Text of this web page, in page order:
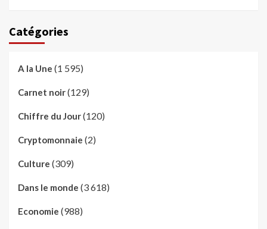
Catégories
A la Une (1 595)
Carnet noir(129)
Chiffre du Jour(120)
Cryptomonnaie (2)
Culture (309)
Dans le monde (3 618)
Economie (988)